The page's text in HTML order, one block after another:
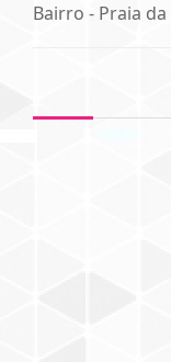
Bairro - Praia